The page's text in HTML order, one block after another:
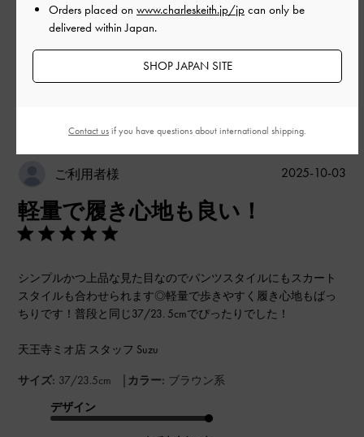
ご利用者様
軽量で履き心地も良い！
シンプルかつ上品な見た目なのでパンツスタイルにもスカート
スタイルも合わせられます◎軽量で歩きやすく履き心地もばっ
ちりです！普段と同じ37/23. 5cmでぴったりでした！
天王寺ミオ店 スタッフ Suzu
サイズ: 37/23.5cm | カラー: ブラウン系
デザイン
公
2025-10-03
Orders placed on www.charleskeith.jp/jp can only be
delivered within Japan.
SHOP JAPAN SITE
Contact usif you have questions about international shipping.